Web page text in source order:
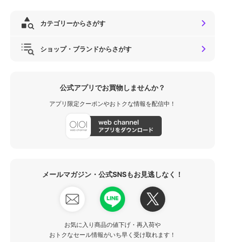
カテゴリーからさがす
ショップ・ブランドからさがす
公式アプリでお買物しませんか？
アプリ限定クーポンやおトクな情報を配信中！
メールマガジン・公式SNSもお見逃しなく！
お気に入り商品の値下げ・再入荷や
おトクなセール情報がいち早く受け取れます！